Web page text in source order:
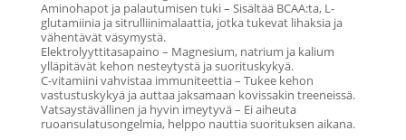
Aminohapot ja palautumisen tuki – Sisältää BCAA:ta, L-
glutamiinia ja sitrulliinimalaattia, jotka tukevat lihaksia ja
vähentävät väsymystä.
Elektrolyyttitasapaino – Magnesium, natrium ja kalium
ylläpitävät kehon nesteytystä ja suorituskykyä.
C-vitamiini vahvistaa immuniteettia – Tukee kehon
vastustuskykyä ja auttaa jaksamaan kovissakin treeneissä.
Vatsaystävällinen ja hyvin imeytyvä – Ei aiheuta
ruoansulatusongelmia, helppo nauttia suorituksen aikana.